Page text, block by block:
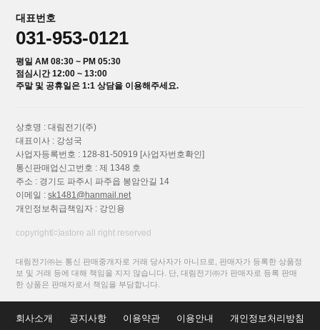
대표번호
031-953-0121
평일 AM 08:30 ~ PM 05:30
점심시간 12:00 ~ 13:00
주말 및 공휴일은 1:1 상담을 이용해주세요.
상호명 : 대림전기(주)
대표이사 : 강성국
사업자등록번호 : 128-81-50919 [사업자번호확인]
통신판매업신고번호 : 제 1348 호
주소 : 경기도 파주시 파주읍 봉암안길 14
이메일 :sk1481@hanmail.net
개인정보취급책임자 : 강인용
copyright⒞astore all right reserved
대림전기㈜는 통신 판매중개자로 거래 당사자가 아니므로, 판매자가 등록한 상품정
보 및 거래 등에 대해 책임을 지지 않습니다. 단, 대림전기㈜가 판매자로 등록 판매
한 상품은 판매자로서 책임을 부담합니다.
회사소개 공지사항 이용약관 이용안내 개인정보처리방침